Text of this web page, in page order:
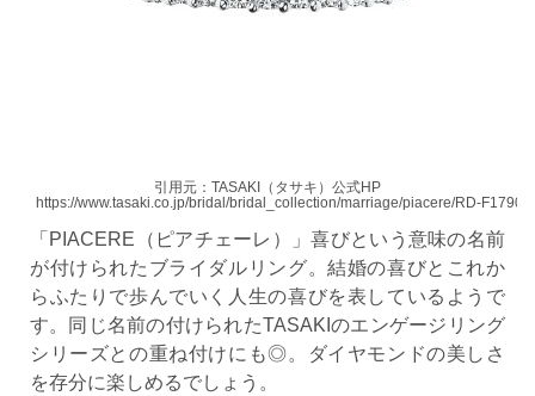
引用元：TASAKI（タサキ）公式HP
https://www.tasaki.co.jp/bridal/bridal_collection/marriage/piacere/RD-F1790-
「PIACERE（ピアチェーレ）」喜びという意味の名前
が付けられたブライダルリング。結婚の喜びとこれか
らふたりで歩んでいく人生の喜びを表しているようで
す。同じ名前の付けられたTASAKIのエンゲージリング
シリーズとの重ね付けにも◎。ダイヤモンドの美しさ
を存分に楽しめるでしょう。